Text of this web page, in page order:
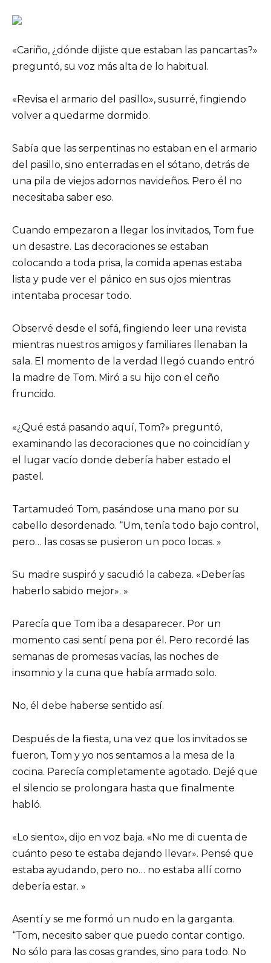
«Cariño, ¿dónde dijiste que estaban las pancartas?»
preguntó, su voz más alta de lo habitual.
«Revisa el armario del pasillo», susurré, fingiendo
volver a quedarme dormido.
Sabía que las serpentinas no estaban en el armario
del pasillo, sino enterradas en el sótano, detrás de
una pila de viejos adornos navideños. Pero él no
necesitaba saber eso.
Cuando empezaron a llegar los invitados, Tom fue
un desastre. Las decoraciones se estaban
colocando a toda prisa, la comida apenas estaba
lista y pude ver el pánico en sus ojos mientras
intentaba procesar todo.
Observé desde el sofá, fingiendo leer una revista
mientras nuestros amigos y familiares llenaban la
sala. El momento de la verdad llegó cuando entró
la madre de Tom. Miró a su hijo con el ceño
fruncido.
«¿Qué está pasando aquí, Tom?» preguntó,
examinando las decoraciones que no coincidían y
el lugar vacío donde debería haber estado el
pastel.
Tartamudeó Tom, pasándose una mano por su
cabello desordenado. “Um, tenía todo bajo control,
pero… las cosas se pusieron un poco locas. »
Su madre suspiró y sacudió la cabeza. «Deberías
haberlo sabido mejor». »
Parecía que Tom iba a desaparecer. Por un
momento casi sentí pena por él. Pero recordé las
semanas de promesas vacías, las noches de
insomnio y la cuna que había armado solo.
No, él debe haberse sentido así.
Después de la fiesta, una vez que los invitados se
fueron, Tom y yo nos sentamos a la mesa de la
cocina. Parecía completamente agotado. Dejé que
el silencio se prolongara hasta que finalmente
habló.
«Lo siento», dijo en voz baja. «No me di cuenta de
cuánto peso te estaba dejando llevar». Pensé que
estaba ayudando, pero no… no estaba allí como
debería estar. »
Asentí y se me formó un nudo en la garganta.
“Tom, necesito saber que puedo contar contigo.
No sólo para las cosas grandes, sino para todo. No